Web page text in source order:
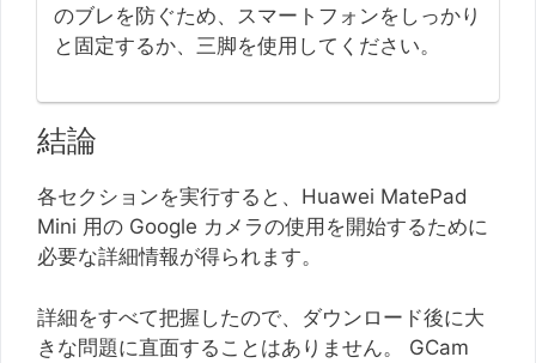
のブレを防ぐため、スマートフォンをしっかり
と固定するか、三脚を使用してください。
結論
各セクションを実行すると、Huawei MatePad
Mini 用の Google カメラの使用を開始するために
必要な詳細情報が得られます。
詳細をすべて把握したので、ダウンロード後に大
きな問題に直面することはありません。 GCam